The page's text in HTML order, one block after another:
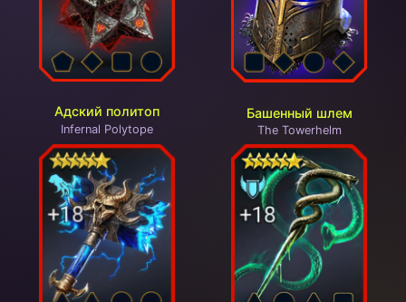
Адский политоп
Infernal Polytope
Башенный шлем
The Towerhelm